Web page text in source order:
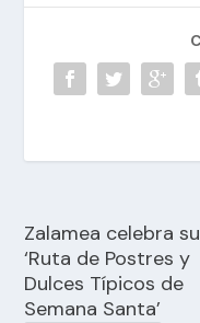
Zalamea celebra su
‘Ruta de Postres y
Dulces Típicos de
Semana Santa’